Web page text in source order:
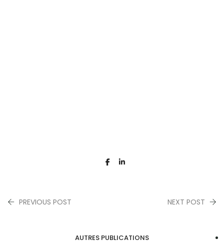
PREVIOUS POST NEXT POST
AUTRES PUBLICATIONS